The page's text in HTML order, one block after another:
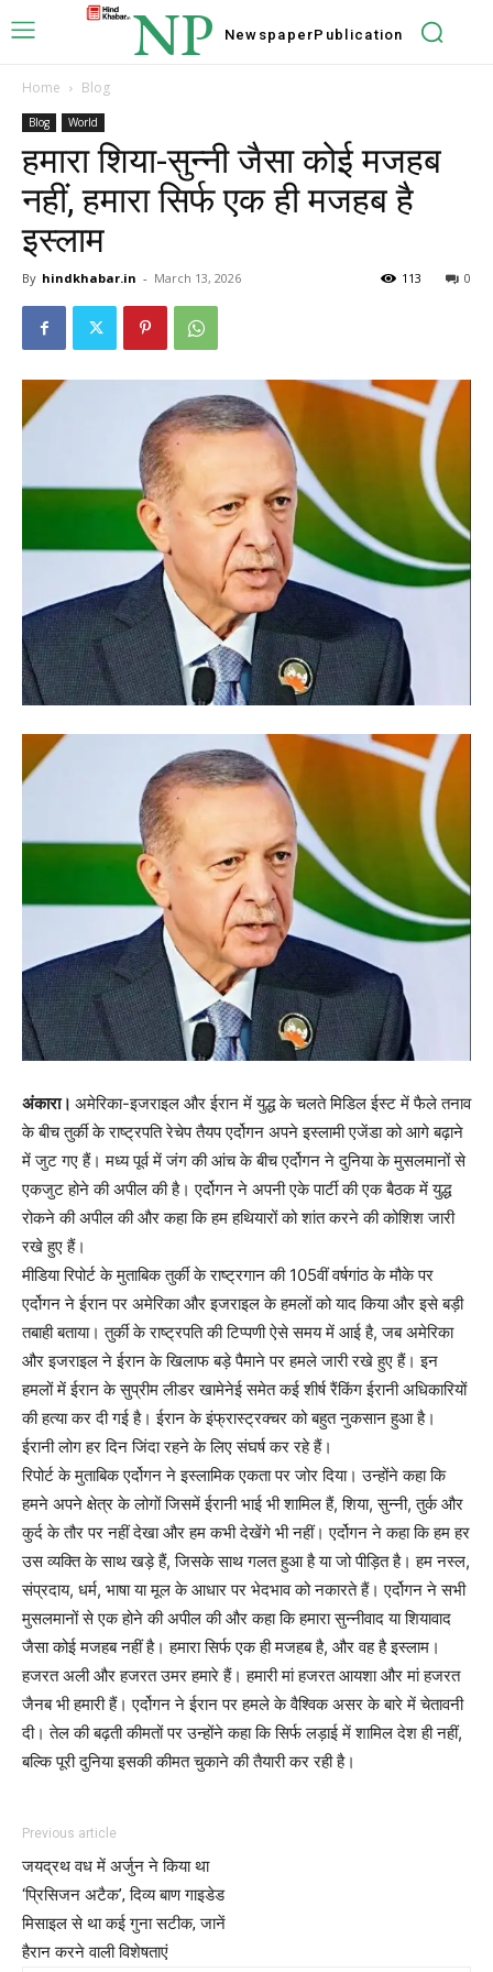
NP NewspaperPublication
Home Blog
Blog World
हमारा शिया-सुन्नी जैसा कोई मजहब
नहीं, हमारा सिर्फ एक ही मजहब है
इस्लाम
By hindkhabar.in - March 13, 2026 0
113
अंकारा। अमेरिका-इजराइल और ईरान में युद्ध के चलते मिडिल ईस्ट में फैले तनाव
के बीच तुर्की के राष्ट्रपति रेचेप तैयप एर्दोगन अपने इस्लामी एजेंडा को आगे बढ़ाने
में जुट गए हैं। मध्य पूर्व में जंग की आंच के बीच एर्दोगन ने दुनिया के मुसलमानों से
एकजुट होने की अपील की है। एर्दोगन ने अपनी एके पार्टी की एक बैठक में युद्ध
रोकने की अपील की और कहा कि हम हथियारों को शांत करने की कोशिश जारी
रखे हुए हैं।
मीडिया रिपोर्ट के मुताबिक तुर्की के राष्ट्रगान की 105वीं वर्षगांठ के मौके पर
एर्दोगन ने ईरान पर अमेरिका और इजराइल के हमलों को याद किया और इसे बड़ी
तबाही बताया। तुर्की के राष्ट्रपति की टिप्पणी ऐसे समय में आई है, जब अमेरिका
और इजराइल ने ईरान के खिलाफ बड़े पैमाने पर हमले जारी रखे हुए हैं। इन
हमलों में ईरान के सुप्रीम लीडर खामेनेई समेत कई शीर्ष रैंकिंग ईरानी अधिकारियों
की हत्या कर दी गई है। ईरान के इंफ्रास्ट्रक्चर को बहुत नुकसान हुआ है।
ईरानी लोग हर दिन जिंदा रहने के लिए संघर्ष कर रहे हैं।
रिपोर्ट के मुताबिक एर्दोगन ने इस्लामिक एकता पर जोर दिया। उन्होंने कहा कि
हमने अपने क्षेत्र के लोगों जिसमें ईरानी भाई भी शामिल हैं, शिया, सुन्नी, तुर्क और
कुर्द के तौर पर नहीं देखा और हम कभी देखेंगे भी नहीं। एर्दोगन ने कहा कि हम हर
उस व्यक्ति के साथ खड़े हैं, जिसके साथ गलत हुआ है या जो पीड़ित है। हम नस्ल,
संप्रदाय, धर्म, भाषा या मूल के आधार पर भेदभाव को नकारते हैं। एर्दोगन ने सभी
मुसलमानों से एक होने की अपील की और कहा कि हमारा सुन्नीवाद या शियावाद
जैसा कोई मजहब नहीं है। हमारा सिर्फ एक ही मजहब है, और वह है इस्लाम।
हजरत अली और हजरत उमर हमारे हैं। हमारी मां हजरत आयशा और मां हजरत
जैनब भी हमारी हैं। एर्दोगन ने ईरान पर हमले के वैश्विक असर के बारे में चेतावनी
दी। तेल की बढ़ती कीमतों पर उन्होंने कहा कि सिर्फ लड़ाई में शामिल देश ही नहीं,
बल्कि पूरी दुनिया इसकी कीमत चुकाने की तैयारी कर रही है।
Previous article
जयद्रथ वध में अर्जुन ने किया था
‘प्रिसिजन अटैक’, दिव्य बाण गाइडेड
मिसाइल से था कई गुना सटीक, जानें
हैरान करने वाली विशेषताएं